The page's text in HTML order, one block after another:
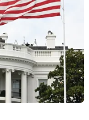
8 tháng qua,
vốn được 3.713 tỷ
các khoản thoái